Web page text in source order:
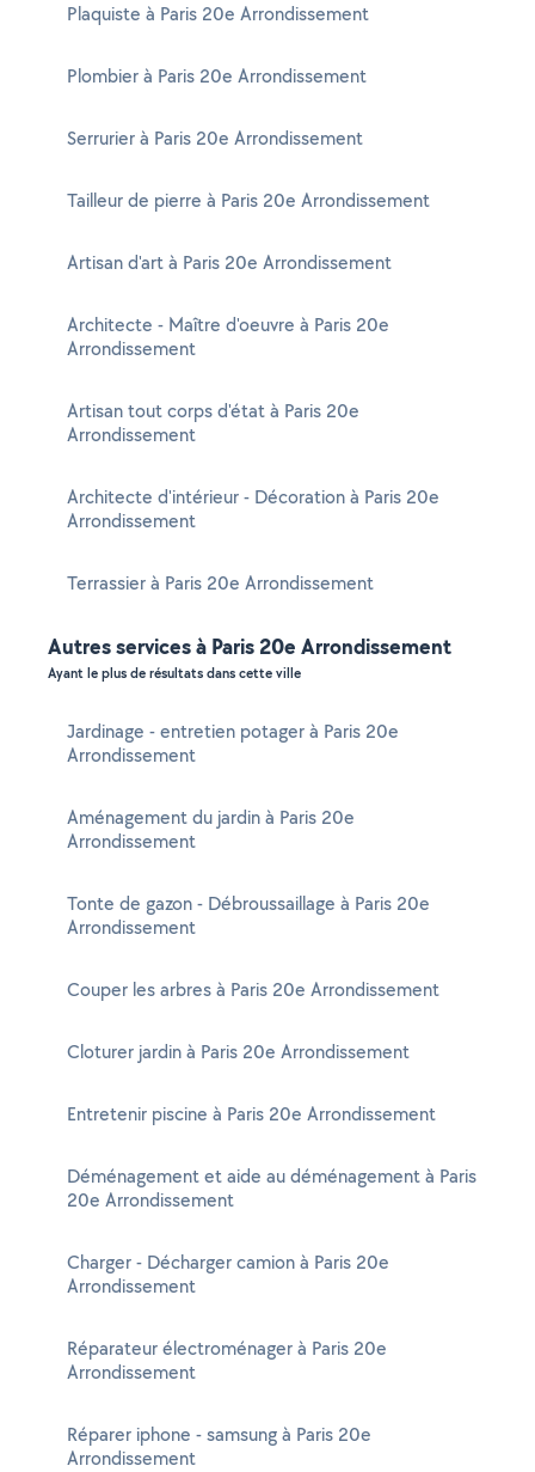
Plaquiste à Paris 20e Arrondissement
Plombier à Paris 20e Arrondissement
Serrurier à Paris 20e Arrondissement
Tailleur de pierre à Paris 20e Arrondissement
Artisan d'art à Paris 20e Arrondissement
Architecte - Maître d'oeuvre à Paris 20e
Arrondissement
Artisan tout corps d'état à Paris 20e
Arrondissement
Architecte d'intérieur - Décoration à Paris 20e
Arrondissement
Terrassier à Paris 20e Arrondissement
Autres services à Paris 20e Arrondissement
Ayant le plus de résultats dans cette ville
Jardinage - entretien potager à Paris 20e
Arrondissement
Aménagement du jardin à Paris 20e
Arrondissement
Tonte de gazon - Débroussaillage à Paris 20e
Arrondissement
Couper les arbres à Paris 20e Arrondissement
Cloturer jardin à Paris 20e Arrondissement
Entretenir piscine à Paris 20e Arrondissement
Déménagement et aide au déménagement à Paris
20e Arrondissement
Charger - Décharger camion à Paris 20e
Arrondissement
Réparateur électroménager à Paris 20e
Arrondissement
Réparer iphone - samsung à Paris 20e
Arrondissement